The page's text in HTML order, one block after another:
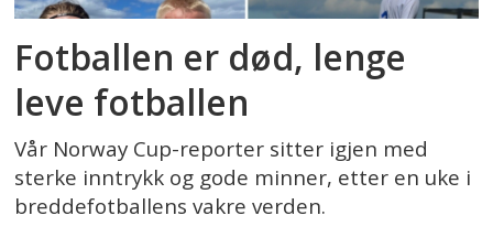
Fotballen er død, lenge
leve fotballen
Vår Norway Cup-reporter sitter igjen med
sterke inntrykk og gode minner, etter en uke i
breddefotballens vakre verden.